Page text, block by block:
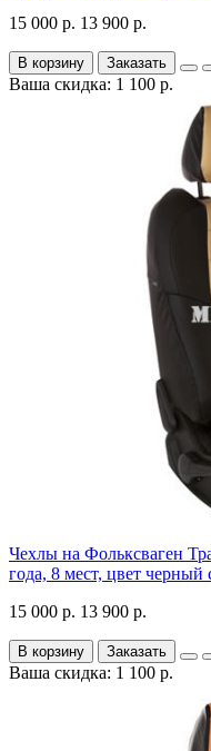
15 000 р. 13 900 р.
В корзину Заказать
Ваша скидка: 1 100 р.
Чехлы на Фольксваген
года, 8 мест, цвет
15 000 р. 13 900 р.
В корзину Заказать
Ваша скидка: 1 100 р.